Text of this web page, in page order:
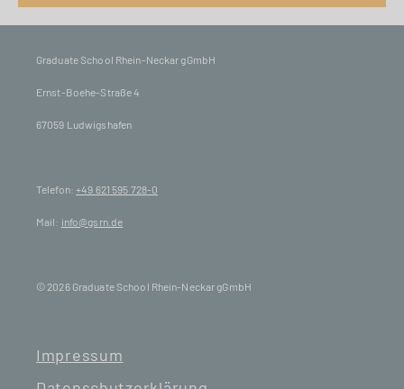
Graduate School Rhein-Neckar gGmbH
Ernst-Boehe-Straße 4
67059 Ludwigshafen
Telefon:+49 621 595 728-0
Mail: info@gsrn.de
© 2026 Graduate School Rhein-Neckar gGmbH
Impressum